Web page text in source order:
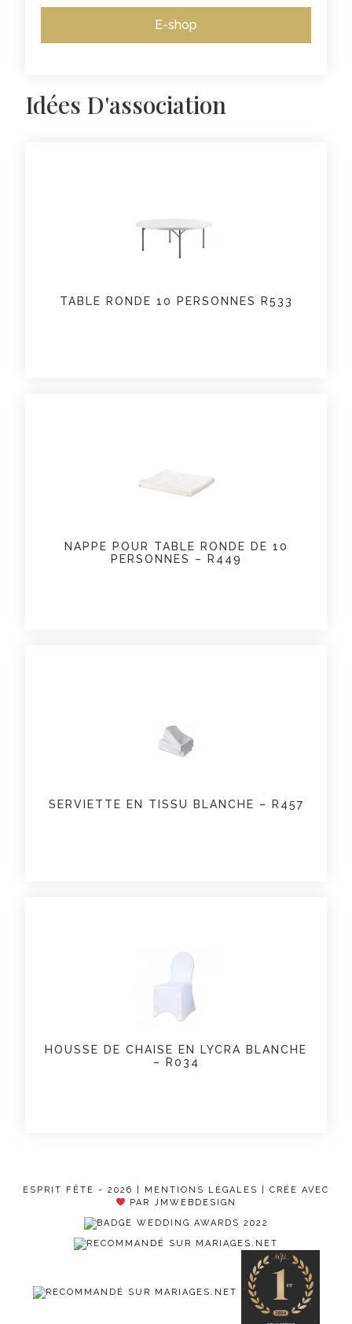
E-shop
Idées D'association
TABLE RONDE 10 PERSONNES R533
NAPPE POUR TABLE RONDE DE 10
PERSONNES – R449
SERVIETTE EN TISSU BLANCHE – R457
HOUSSE DE CHAISE EN LYCRA BLANCHE
– R034
ESPRIT FÊTE - 2026 | MENTIONS LÉGALES
| CRÉE AVEC
PAR JMWEBDESIGN